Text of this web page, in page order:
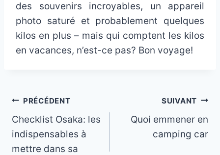
des souvenirs incroyables, un appareil
photo saturé et probablement quelques
kilos en plus – mais qui comptent les kilos
en vacances, n’est-ce pas? Bon voyage!
Navigation
de
l’article
PRÉCÉDENT
Checklist Osaka: les
indispensables à
mettre dans sa
SUIVANT
Quoi emmener en
camping car